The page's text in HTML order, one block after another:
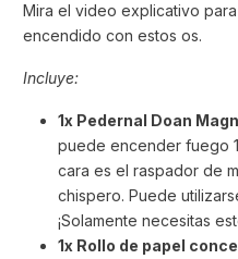
Mira el video explicativo
encendido con estos os.
Incluye:
1x Pedernal Doan
puede encender fuego
cara es el raspador de
chispero. Puede
¡Solamente necesitas
1x Rollo de papel